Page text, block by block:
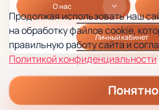
О нас
Личный кабинет
Продолжая использовать наш
на обработку файлов cookie,
правильную работу сайта и
Политикой конфиденциальности
Понятно